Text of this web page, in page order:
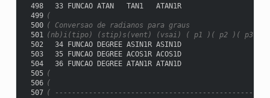
498
  33 FUNCAO ATAN   TAN1   ATAN1R
499 (
500 ( Conversao de radianos para graus
501
(nb)i(tipo) (stip)s(vent) (vsai) ( p1 )( p2 )( p3 )(
502
  34 FUNCAO DEGREE ASIN1R ASIN1D
503
  35 FUNCAO DEGREE ACOS1R ACOS1D
504
  36 FUNCAO DEGREE ATAN1R ATAN1D
505 (
506 (
507 (